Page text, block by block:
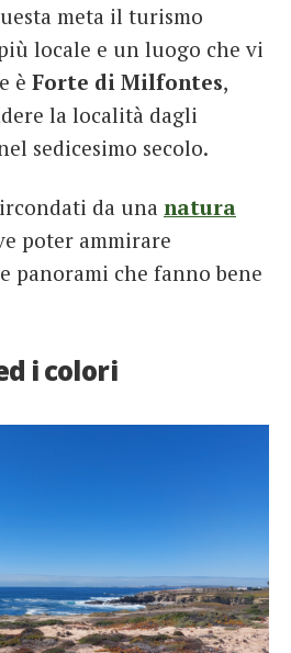
meta il turismo
locale e un luogo che vi
è Forte di Milfontes,
la località dagli
sedicesimo secolo.
da una natura
poter ammirare
panorami che fanno bene
i colori